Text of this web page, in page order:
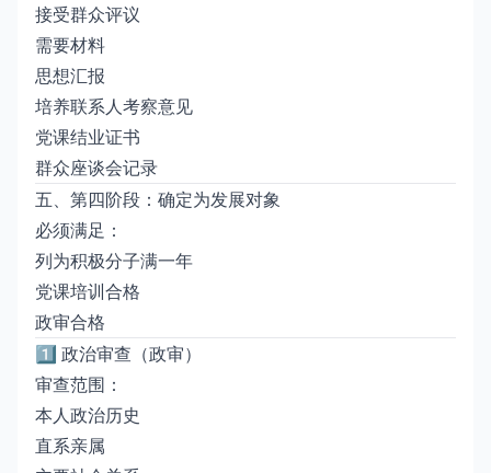
接受群众评议
需要材料
思想汇报
培养联系人考察意见
党课结业证书
群众座谈会记录
五、第四阶段：确定为发展对象
必须满足：
列为积极分子满一年
党课培训合格
政审合格
1️⃣ 政治审查（政审）
审查范围：
本人政治历史
直系亲属